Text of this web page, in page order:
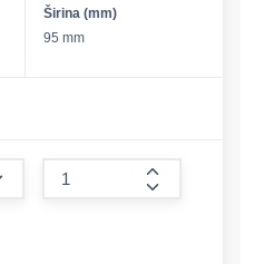
Širina (mm)
95 mm
form.increase-